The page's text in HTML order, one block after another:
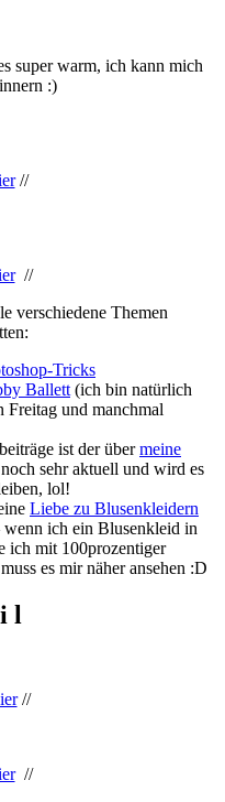
super warm, ich kann mich
:)
//
//
verschiedene Themen
Tricks
Ballett (ich bin natürlich
Freitag und manchmal
ist der übermeine
sehr aktuell und wird es
lol!
Liebe zu Blusenkleidern
wenn ich ein Blusenkleid in
mit 100prozentiger
es mir näher ansehen :D
l
//
//